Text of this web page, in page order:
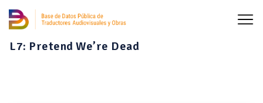
L7: Pretend We’re Dead